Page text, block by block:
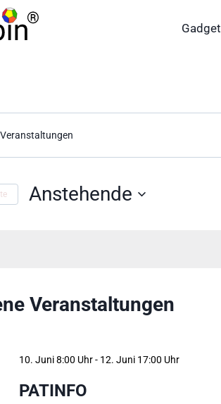
Gadget
Anstehende
Veranstaltungen
10. Juni 8:00 - 12. Juni 17:00
PATINFO